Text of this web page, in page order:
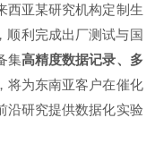
西亚某研究机构定制生
顺利完成出厂测试与国
集高精度数据记录、多
将为东南亚客户在催化
沿研究提供数据化实验